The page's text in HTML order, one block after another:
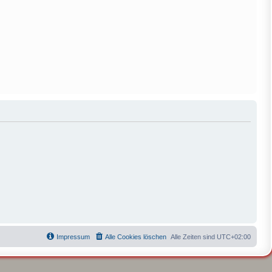
Alle Zeiten sind UTC+02:00
Alle Cookies löschen
Impressum